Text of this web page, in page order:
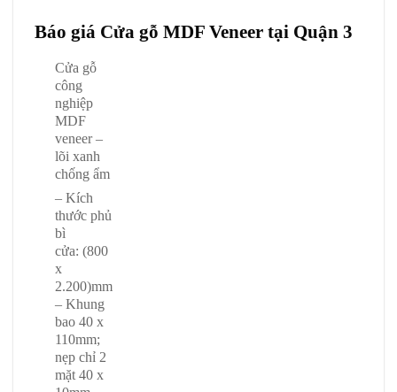
Báo giá Cửa gỗ MDF Veneer tại Quận 3
Cửa gỗ
công
nghiệp
MDF
veneer –
lõi xanh
chống ẩm
– Kích
thước phủ
bì
cửa: (800
x
2.200)mm
– Khung
bao 40 x
110mm;
nẹp chỉ 2
mặt 40 x